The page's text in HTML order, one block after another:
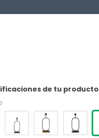
de tu producto